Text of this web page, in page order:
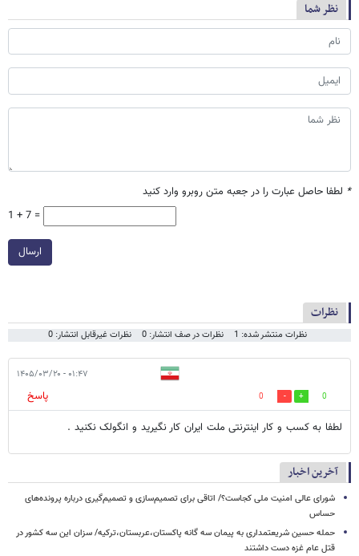
نظر شما
* لطفا حاصل عبارت را در جعبه متن روبرو وارد کنید
1 + 7 =
ارسال
نظرات
نظرات منتشر شده: 1 نظرات در صف انتشار: 0 نظرات غیرقابل انتشار: 0
۰۱:۴۷ - ۱۴۰۵/۰۳/۲۰
0
0
پاسخ
لطفا به کسب و کار اینترنتی ملت ایران کار نگیرید و انگولک نکنید .
آخرین اخبار
شورای عالی امنیت ملی کجاست؟/ اتاقی برای تصمیم‌سازی و تصمیم‌گیری درباره پرونده‌های
حساس
حمله حسین شریعتمداری به پیمان سه گانه پاکستان،عربستان،ترکیه/ سزان این سه کشور در
قتل عام غزه دست داشتند